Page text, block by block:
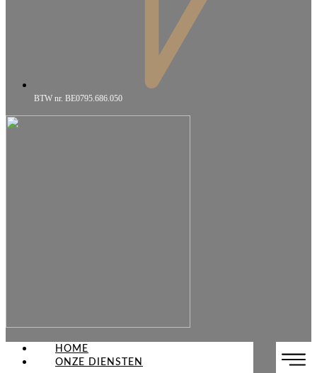
BTW nr. BE0795.686.050
HOME
ONZE DIENSTEN